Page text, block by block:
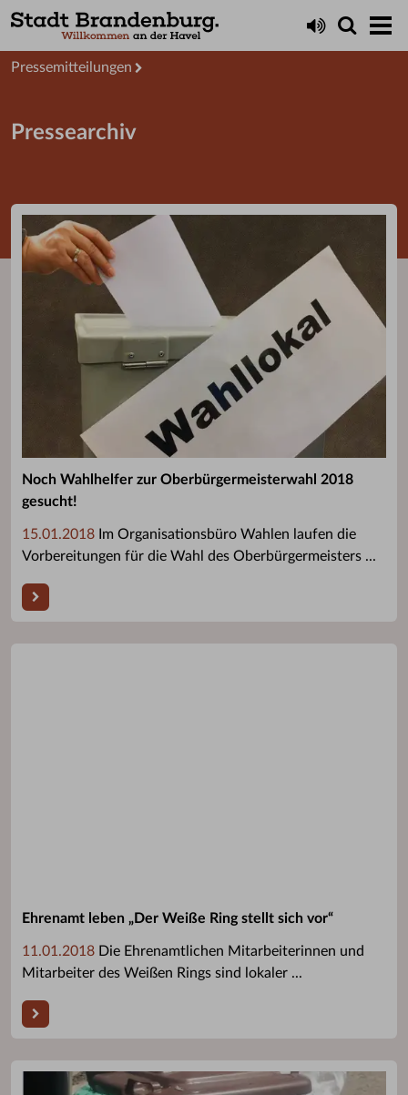
Presseservice
Pressemitteilungen
Pressearchiv
Noch Wahlhelfer zur Oberbürgermeisterwahl 2018
gesucht!
15.01.2018 Im Organisationsbüro Wahlen laufen die
Vorbereitungen für die Wahl des Oberbürgermeisters ...
Ehrenamt leben „Der Weiße Ring stellt sich vor“
11.01.2018 Die Ehrenamtlichen Mitarbeiterinnen und
Mitarbeiter des Weißen Rings sind lokaler ...